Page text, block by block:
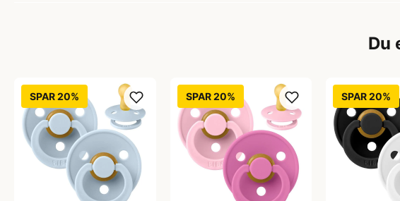
Du
SPAR 20% SPAR 20% SPAR 20%